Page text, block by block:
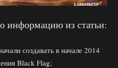
информацию из статьи:
создавать в начале 2014
Black Flag;